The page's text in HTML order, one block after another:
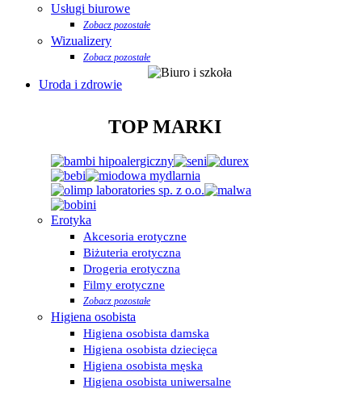
Usługi biurowe
Zobacz pozostałe
Wizualizery
Zobacz pozostałe
Uroda i zdrowie
TOP MARKI
Erotyka
Akcesoria erotyczne
Biżuteria erotyczna
Drogeria erotyczna
Filmy erotyczne
Zobacz pozostałe
Higiena osobista
Higiena osobista damska
Higiena osobista dziecięca
Higiena osobista męska
Higiena osobista uniwersalne